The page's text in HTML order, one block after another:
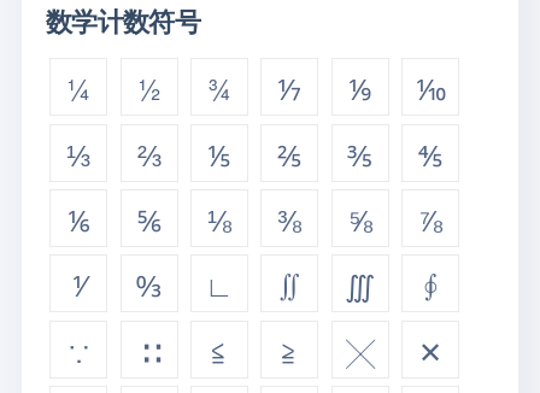
数学计数符号
¼ ½ ¾ ⅐ ⅑
⅒
⅓
⅔ ⅕ ⅖ ⅗
⅘
⅙
⅚ ⅛ ⅜ ⅝
⅞
⅟
↉ ∟ ∬ ∭
∮
∵
∷ ≦ ≧ ╳
✕